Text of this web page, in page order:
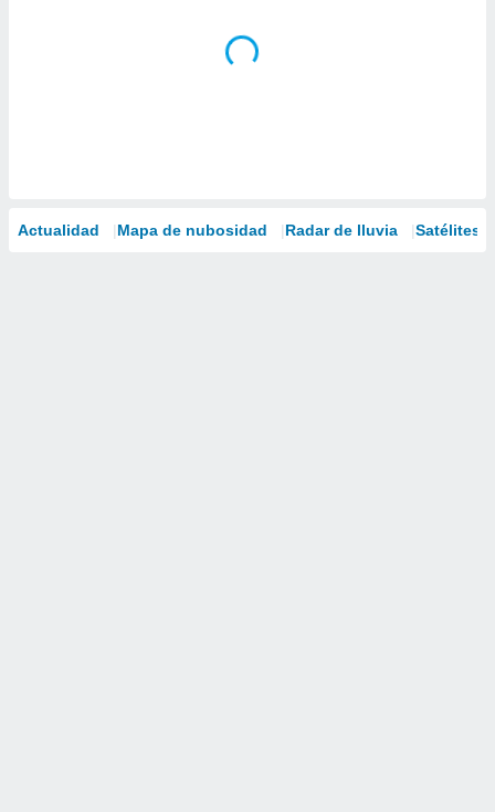
Actualidad Mapa de nubosidad Radar de lluvia Satélites